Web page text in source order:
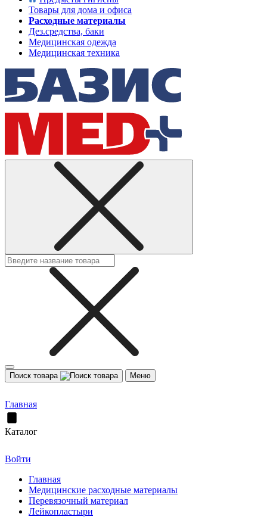
Товары для дома и офиса
Расходные материалы
Дез.средства, баки
Медицинская одежда
Медицинская техника
Поиск товара Меню
Главная
Каталог
Войти
Главная
Медицинские расходные материалы
Перевязочный материал
Лейкопластыри